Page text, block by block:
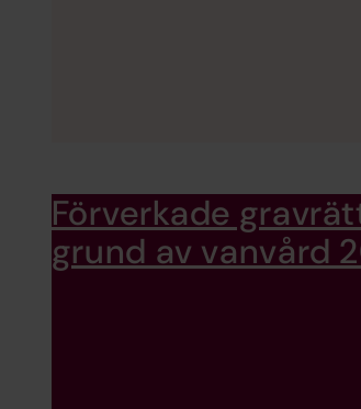
Förverkade
grund av vanvård